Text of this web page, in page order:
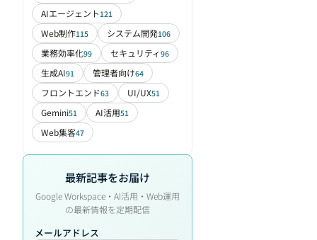
AIエージェント 121
Web制作115 システム開発106
業務効率化99 セキュリティ96
生成AI91 管理者向け64
フロントエンド63 UI/UX51
Gemini51 AI活用51
Web集客47
最新記事をお届け
Google Workspace・AI活用・Web運用
の最新情報を定期配信
メールアドレス